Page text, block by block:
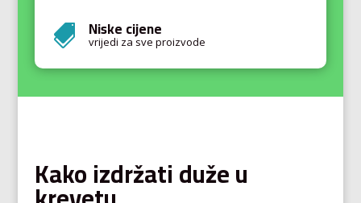
 Niske cijene
vrijedi za sve proizvode
Kako izdržati duže u